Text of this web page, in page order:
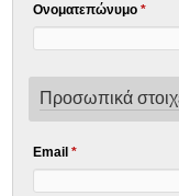
Ονοματεπώνυμο*
Προσωπικά
Email*